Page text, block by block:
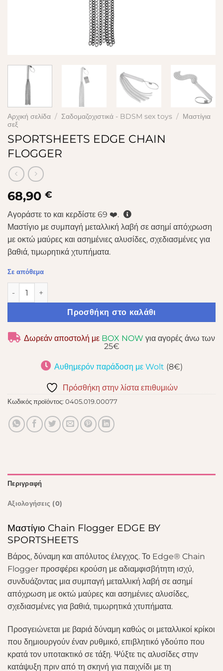
Αρχική σελίδα / Σαδομαζοχιστικά - BDSM sex toys / Μαστίγια
σεξ
SPORTSHEETS EDGE CHAIN
FLOGGER
68,90 €
Αγοράστε το και κερδίστε 69 ❤️.
Μαστίγιο με συμπαγή μεταλλική λαβή σε ασημί απόχρωση
με οκτώ μαύρες και ασημένιες αλυσίδες, σχεδιασμένες για
βαθιά, τιμωρητικά χτυπήματα.
Σε απόθεμα
SPORTSHEETS EDGE CHAIN FLOGGER ποσότητα
Προσθήκη στο καλάθι
Δωρεάν αποστολή με BOX NOW για αγορές άνω των
25€
Αυθημερόν παράδοση με Wolt (8€)
Πρόσθήκη στην λίστα επιθυμιών
Κωδικός προϊόντος: 0405.019.00077
Περιγραφή
Αξιολογήσεις (0)
Μαστίγιο Chain Flogger EDGE BY
SPORTSHEETS
Βάρος, δύναμη και απόλυτος έλεγχος. Το Edge® Chain
Flogger προσφέρει κρούση με αδιαμφισβήτητη ισχύ,
συνδυάζοντας μια συμπαγή μεταλλική λαβή σε ασημί
απόχρωση με οκτώ μαύρες και ασημένιες αλυσίδες,
σχεδιασμένες για βαθιά, τιμωρητικά χτυπήματα.
Προσγειώνεται με βαριά δύναμη καθώς οι μεταλλικοί κρίκοι
που δημιουργούν έναν ρυθμικό, επιβλητικό γδούπο που
κρατά τον υποτακτικό σε τάξη. Ψύξτε τις αλυσίδες στην
κατάψυξη πριν από τη σκηνή για παιχνίδι με τη